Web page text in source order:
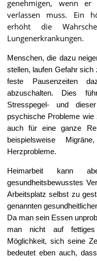
genehmigen, wenn
verlassen muss. Ein
erhöht die
Lungenerkrankungen.
Menschen, die dazu
stellen, laufen Gefahr
feste Pausenzeiten
abzuschalten. Dies
Stresspegel- und
psychische Probleme
auch für eine ganze
beispielsweise
Herzprobleme.
Heimarbeit kann
gesundheitsbewusstes
Arbeitsplatz selbst zu
genannten
Da man sein Essen
man nicht auf fettiges
Möglichkeit, sich seine
bedeutet eben auch,